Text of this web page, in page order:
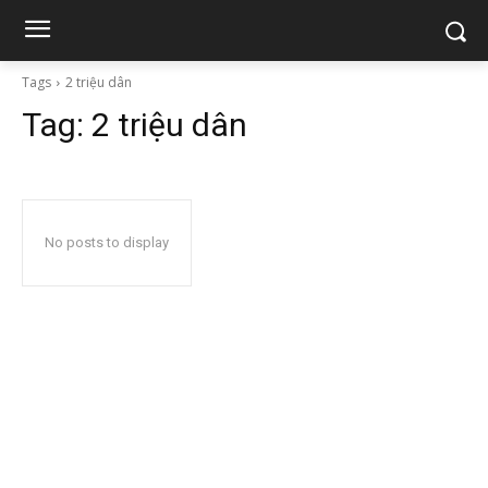
Tags 2 triệu dân
Tag: 2 triệu dân
No posts to display